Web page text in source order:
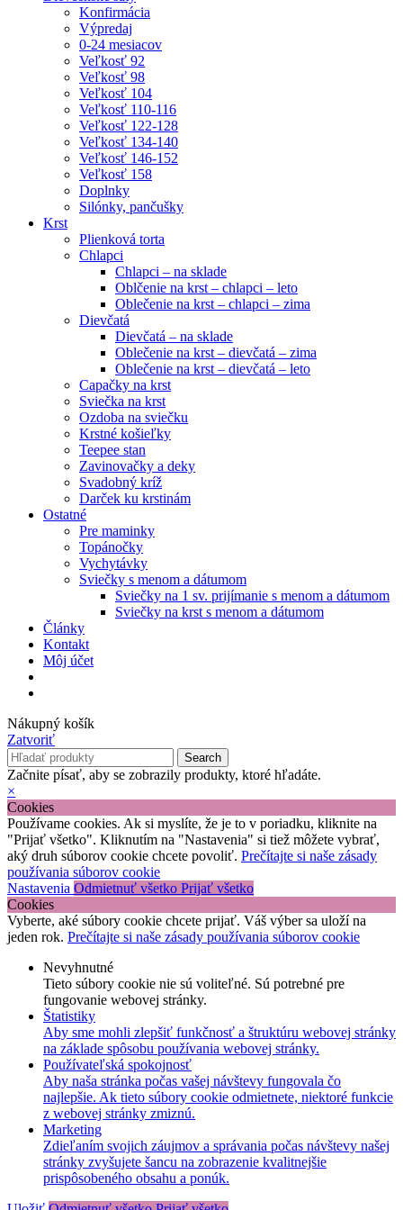
Konfirmácia
Výpredaj
0-24 mesiacov
Veľkosť 92
Veľkosť 98
Veľkosť 104
Veľkosť 110-116
Veľkosť 122-128
Veľkosť 134-140
Veľkosť 146-152
Veľkosť 158
Doplnky
Silónky, pančušky
Krst
Plienková torta
Chlapci
Chlapci – na sklade
Oblčenie na krst – chlapci – leto
Oblečenie na krst – chlapci – zima
Dievčatá
Dievčatá – na sklade
Oblečenie na krst – dievčatá – zima
Oblečenie na krst – dievčatá – leto
Capačky na krst
Sviečka na krst
Ozdoba na sviečku
Krstné košieľky
Teepee stan
Zavinovačky a deky
Svadobný kríž
Darček ku krstinám
Ostatné
Pre maminky
Topánočky
Vychytávky
Sviečky s menom a dátumom
Sviečky na 1 sv. prijímanie s menom a dátumom
Sviečky na krst s menom a dátumom
Články
Kontakt
Môj účet
Nákupný košík
Zatvoriť
Search
Začnite písať, aby se zobrazily produkty, ktoré hľadáte.
×
Cookies
Používame cookies. Ak si myslíte, že je to v poriadku, kliknite na
"Prijať všetko". Kliknutím na "Nastavenia" si tiež môžete vybrať,
aký druh súborov cookie chcete povoliť. Prečítajte si naše zásady
používania súborov cookie
Nastavenia Odmietnuť všetko Prijať všetko
Cookies
Vyberte, aké súbory cookie chcete prijať. Váš výber sa uloží na
jeden rok. Prečítajte si naše zásady používania súborov cookie
Nevyhnutné
Tieto súbory cookie nie sú voliteľné. Sú potrebné pre
fungovanie webovej stránky.
Štatistiky
Aby sme mohli zlepšiť funkčnosť a štruktúru webovej stránky
na základe spôsobu používania webovej stránky.
Používateľská spokojnosť
Aby naša stránka počas vašej návštevy fungovala čo
najlepšie. Ak tieto súbory cookie odmietnete, niektoré funkcie
z webovej stránky zmiznú.
Marketing
Zdieľaním svojich záujmov a správania počas návštevy našej
stránky zvyšujete šancu na zobrazenie kvalitnejšie
prispôsobeného obsahu a ponúk.